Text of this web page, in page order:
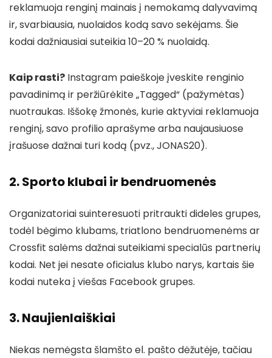
reklamuoja renginį mainais į nemokamą dalyvavimą
ir, svarbiausia, nuolaidos kodą savo sekėjams. Šie
kodai dažniausiai suteikia 10–20 % nuolaidą.
Kaip rasti? Instagram paieškoje įveskite renginio
pavadinimą ir peržiūrėkite „Tagged“ (pažymėtas)
nuotraukas. Iššokę žmonės, kurie aktyviai reklamuoja
renginį, savo profilio aprašyme arba naujausiuose
įrašuose dažnai turi kodą (pvz., JONAS20).
2. Sporto klubai ir bendruomenės
Organizatoriai suinteresuoti pritraukti dideles grupes,
todėl bėgimo klubams, triatlono bendruomenėms ar
Crossfit salėms dažnai suteikiami specialūs partnerių
kodai. Net jei nesate oficialus klubo narys, kartais šie
kodai nuteka į viešas Facebook grupes.
3. Naujienlaiškiai
Niekas nemėgsta šlamšto el. pašto dėžutėje, tačiau